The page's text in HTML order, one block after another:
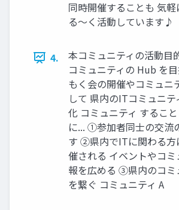
同時開催することも 気軽
る〜く活動しています♪
4.
本コミュニティの活動目
コミュニティの Hub を
もく会の開催やコミュニ
して 県内のITコミュニ
化 コミュニティ するこ
に... ①参加者同士の交流
す ②県内でITに関わる方
催される イベントやコ
報を広める ③県内のコミ
を繋ぐ コミュニティ A